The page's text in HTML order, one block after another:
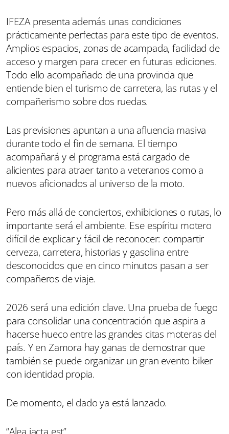
IFEZA presenta además unas condiciones
prácticamente perfectas para este tipo de eventos.
Amplios espacios, zonas de acampada, facilidad de
acceso y margen para crecer en futuras ediciones.
Todo ello acompañado de una provincia que
entiende bien el turismo de carretera, las rutas y el
compañerismo sobre dos ruedas.
Las previsiones apuntan a una afluencia masiva
durante todo el fin de semana. El tiempo
acompañará y el programa está cargado de
alicientes para atraer tanto a veteranos como a
nuevos aficionados al universo de la moto.
Pero más allá de conciertos, exhibiciones o rutas, lo
importante será el ambiente. Ese espíritu motero
difícil de explicar y fácil de reconocer: compartir
cerveza, carretera, historias y gasolina entre
desconocidos que en cinco minutos pasan a ser
compañeros de viaje.
2026 será una edición clave. Una prueba de fuego
para consolidar una concentración que aspira a
hacerse hueco entre las grandes citas moteras del
país. Y en Zamora hay ganas de demostrar que
también se puede organizar un gran evento biker
con identidad propia.
De momento, el dado ya está lanzado.
“Alea jacta est”.